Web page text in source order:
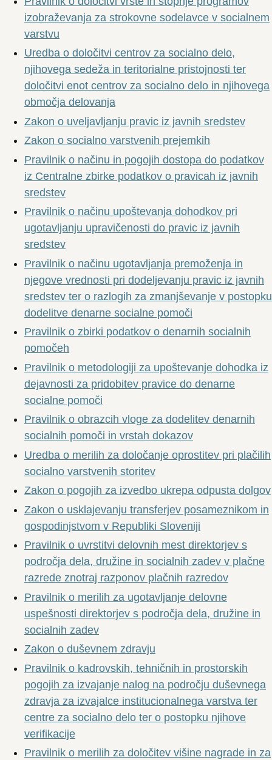
izobraževanja za strokovne sodelavce v socialnem
varstvu
Uredba o določitvi centrov za socialno delo,
njihovega sedeža in teritorialne pristojnosti ter
določitvi enot centrov za socialno delo in njihovega
območja delovanja
Zakon o uveljavljanju pravic iz javnih sredstev
Zakon o socialno varstvenih prejemkih
Pravilnik o načinu in pogojih dostopa do podatkov
iz Centralne zbirke podatkov o pravicah iz javnih
sredstev
Pravilnik o načinu upoštevanja dohodkov pri
ugotavljanju upravičenosti do pravic iz javnih
sredstev
Pravilnik o načinu ugotavljanja premoženja in
njegove vrednosti pri dodeljevanju pravic iz javnih
sredstev ter o razlogih za zmanjševanje v postopku
dodelitve denarne socialne pomoči
Pravilnik o zbirki podatkov o denarnih socialnih
pomočeh
Pravilnik o metodologiji za upoštevanje dohodka iz
dejavnosti za pridobitev pravice do denarne
socialne pomoči
Pravilnik o obrazcih vloge za dodelitev denarnih
socialnih pomoči in vrstah dokazov
Uredba o merilih za določanje oprostitev pri plačilih
socialno varstvenih storitev
Zakon o pogojih za izvedbo ukrepa odpusta dolgov
Zakon o usklajevanju transferjev posameznikom in
gospodinjstvom v Republiki Sloveniji
Pravilnik o uvrstitvi delovnih mest direktorjev s
področja dela, družine in socialnih zadev v plačne
razrede znotraj razponov plačnih razredov
Pravilnik o merilih za ugotavljanje delovne
uspešnosti direktorjev s področja dela, družine in
socialnih zadev
Zakon o duševnem zdravju
Pravilnik o kadrovskih, tehničnih in prostorskih
pogojih za izvajanje nalog na področju duševnega
zdravja za izvajalce institucionalnega varstva ter
centre za socialno delo ter o postopku njihove
verifikacije
Pravilnik o merilih za določitev višine nagrade in za